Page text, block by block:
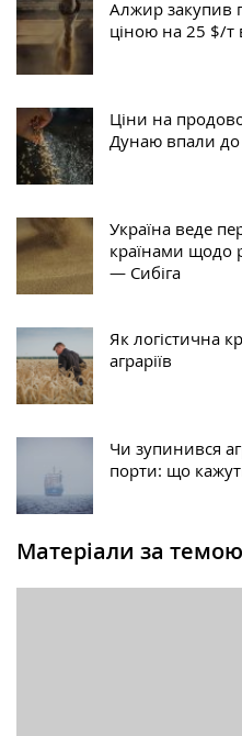
Алжир закупив
ціною на 25 $/т
Ціни на
Дунаю впали
Україна веде
країнами щодо
— Сибіга
Як логістична
аграріїв
Чи зупинився
порти: що
Матеріали за темою